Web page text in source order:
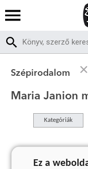
Szépirodalom
Maria Janion
Kategóriák
A keresett
Ez a